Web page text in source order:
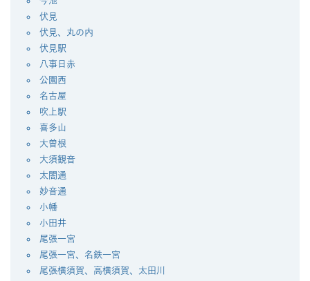
伏見
伏見、丸の内
伏見駅
八事日赤
公園西
名古屋
吹上駅
喜多山
大曽根
大須観音
太閤通
妙音通
小幡
小田井
尾張一宮
尾張一宮、名鉄一宮
尾張横須賀、高横須賀、太田川